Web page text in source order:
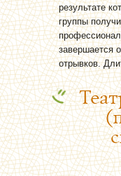
результате
группы
завершается
отрывков.